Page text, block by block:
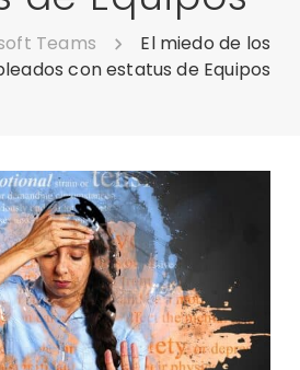
Teams
El miedo de los
con estatus de Equipos